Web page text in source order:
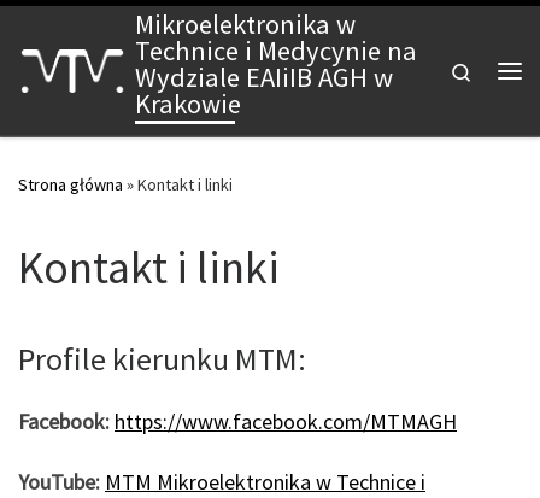
Skip to contentMikroelektronika w
Technice i Medycynie na
Wydziale EAIiIB AGH w
Krakowie
Search
Strona główna »Kontakt i linki
Kontakt i linki
Profile kierunku MTM:
Facebook: https://www.facebook.com/MTMAGH
YouTube: MTM Mikroelektronika w Technice i